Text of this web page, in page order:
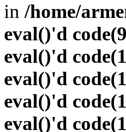
in /home/
eval()'d
eval()'d
eval()'d
eval()'d
eval()'d